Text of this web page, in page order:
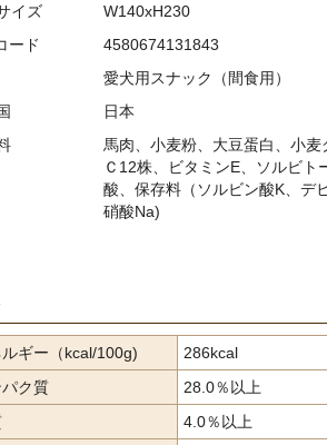
イズ
W140xH230
ード
4580674131843
愛犬用スナック（間食用）
日本
馬肉、小麦粉、大豆蛋白、小
Ｃ12株、ビタミンE、ソルビ
酸、保存料（ソルビン酸K、デ
硝酸Na)
ギー（kcal/100g)
286kcal
パク質
28.0％以上
4.0％以上